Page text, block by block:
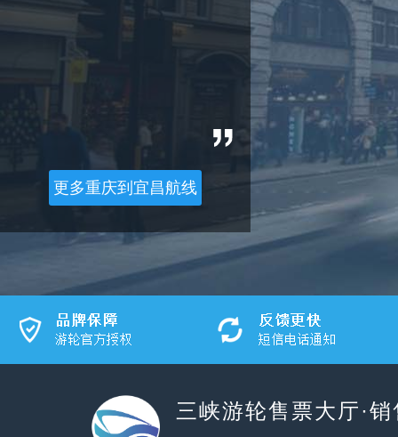
更多重庆到宜昌航线
三峡游轮售票大厅·